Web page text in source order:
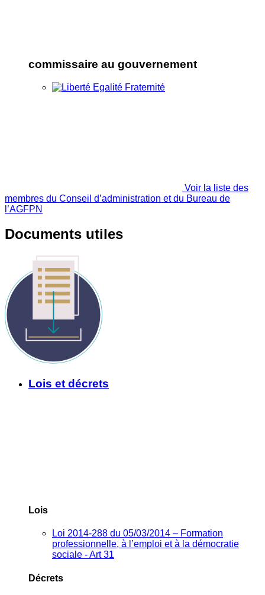
commissaire au gouvernement
Voir la liste des
membres du Conseil d’administration et du Bureau de
l’AGFPN
Documents utiles
Lois et décrets
Lois
Loi 2014-288 du 05/03/2014 – Formation
professionnelle, à l’emploi et à la démocratie
sociale - Art 31
Décrets